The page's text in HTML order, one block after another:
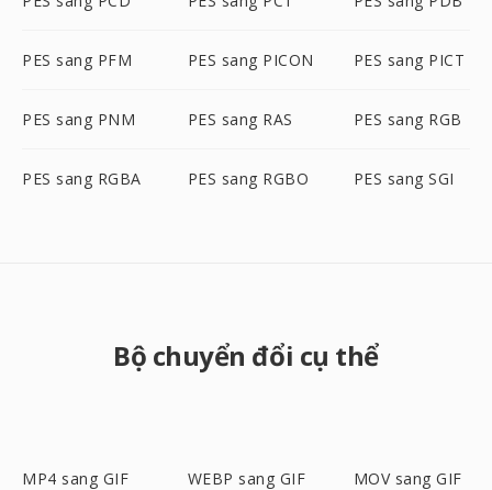
PES sang PFM PES sang PICON PES sang PICT
PES sang PNM PES sang RAS PES sang RGB
PES sang RGBA PES sang RGBO PES sang SGI
Bộ chuyển đổi cụ thể
MP4 sang GIF WEBP sang GIF MOV sang GIF